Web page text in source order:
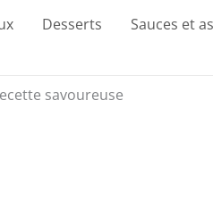
Desserts Sauces et
savoureuse